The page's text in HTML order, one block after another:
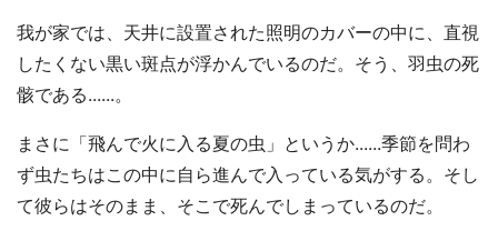
我が家では、天井に設置された照明のカバーの中に、直視
したくない黒い斑点が浮かんでいるのだ。そう、羽虫の死
骸である......。
まさに「飛んで火に入る夏の虫」というか......季節を問わ
ず虫たちはこの中に自ら進んで入っている気がする。そし
て彼らはそのまま、そこで死んでしまっているのだ。